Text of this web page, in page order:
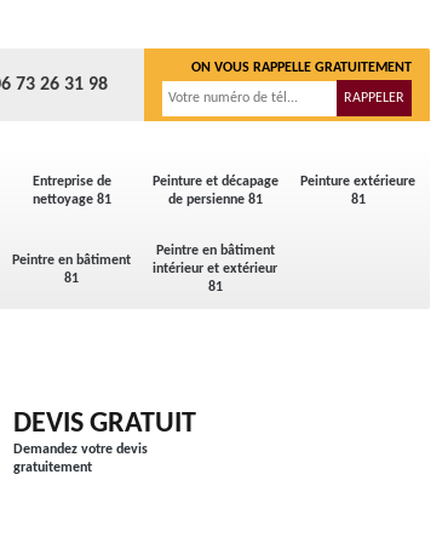
Entreprise de
nettoyage 81
Peinture et décapage
de persienne 81
Peinture extérieure
81
Peintre en bâtiment
81
Peintre en bâtiment
intérieur et extérieur
81
73 26 31 98
ON VOUS RAPPELLE GRATUITEMENT
DEVIS GRATUIT
Demandez votre devis
gratuitement